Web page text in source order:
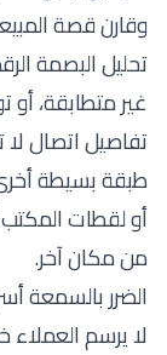
وقارن قصة
تحليل البصمة
غير متطابقة، أو
تفاصيل اتصال
طبقة بسيطة
أو لقطات المكتب
من مكان آخر.
الضرر بالسمعة
لا يرسم